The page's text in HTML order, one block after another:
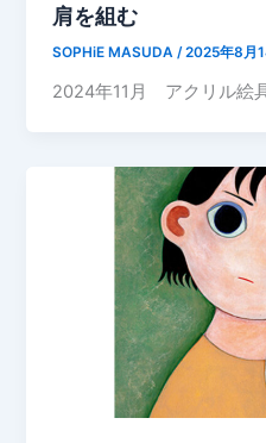
肩を組む
SOPHiE MASUDA/2025年8月
2024年11月 アクリル絵